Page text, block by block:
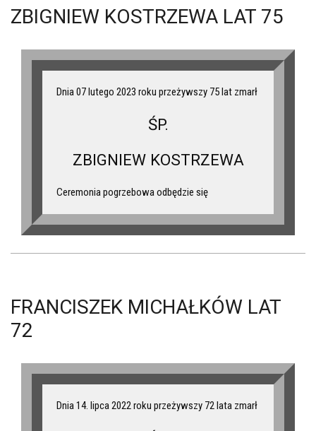
ZBIGNIEW KOSTRZEWA LAT 75
Dnia 07 lutego 2023 roku przeżywszy 75 lat zmarł
ŚP.
ZBIGNIEW KOSTRZEWA
Ceremonia pogrzebowa odbędzie się
FRANCISZEK MICHAŁKÓW LAT
72
Dnia 14. lipca 2022 roku przeżywszy 72 lata zmarł